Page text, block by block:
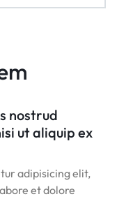
nostrud
ut aliquip ex
adipisicing elit,
et dolore